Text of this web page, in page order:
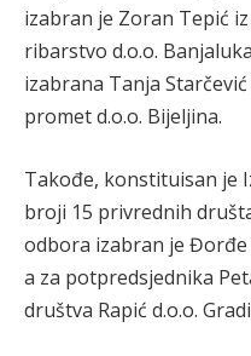
izabran je Zoran Tepić
ribarstvo d.o.o.
izabrana Tanja
promet d.o.o. Bijeljina.
Takođe, konstituisan je
broji 15 privrednih
odbora izabran je Đorđe
a za potpredsjednika
društva Rapić d.o.o.